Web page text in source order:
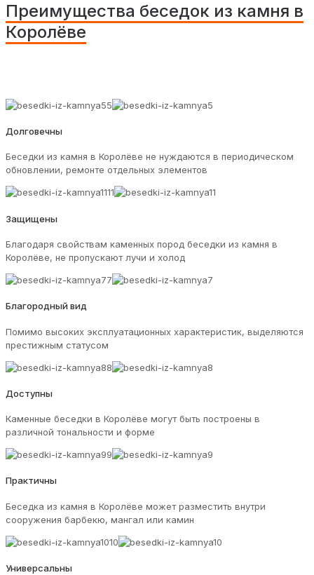
Преимущества беседок из камня в
Королёве
Долговечны
Беседки из камня в Королёве не нуждаются в периодическом
обновлении, ремонте отдельных элементов
Защищены
Благодаря свойствам каменных пород беседки из камня в
Королёве, не пропускают лучи и холод
Благородный вид
Помимо высоких эксплуатационных характеристик, выделяются
престижным статусом
Доступны
Каменные беседки в Королёве могут быть построены в
различной тональности и форме
Практичны
Беседка из камня в Королёве может разместить внутри
сооружения барбекю, мангал или камин
Универсальны